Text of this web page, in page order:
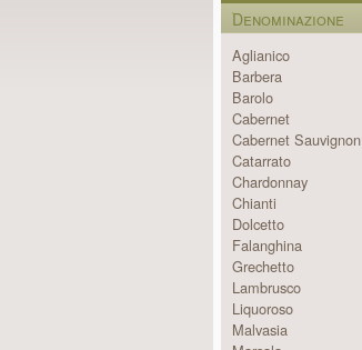
Denominazione
Aglianico
Barbera
Barolo
Cabernet
Cabernet Sauvignon
Catarrato
Chardonnay
Chianti
Dolcetto
Falanghina
Grechetto
Lambrusco
Liquoroso
Malvasia